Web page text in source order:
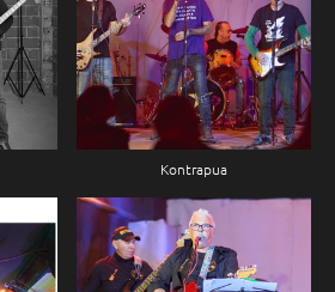
Kontrapua